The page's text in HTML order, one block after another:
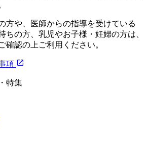
方や、医師からの指導を受けている
ちの方、乳児やお子様・妊婦の方は、
確認の上ご利用ください。
項
特集